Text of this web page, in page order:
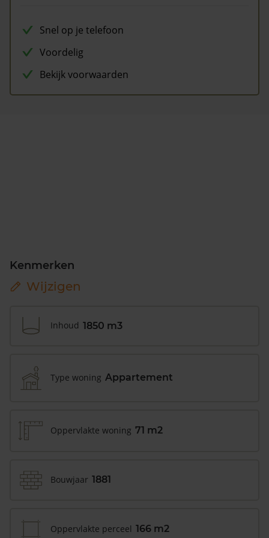
Snel op je telefoon
Voordelig
Bekijk voorwaarden
Kenmerken
Wijzigen
Inhoud 1850 m3
Type woning Appartement
Oppervlakte woning 71 m2
Bouwjaar 1881
Oppervlakte perceel 166 m2